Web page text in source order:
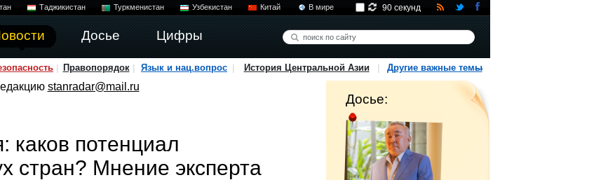
Таджикистан Туркменистан Узбекистан Китай В мире
Досье Цифры
90 секунд
Правопорядок Язык и нац.вопрос История Центральной Азии Другие важные темы
stanradar@mail.ru
каков потенциал
стран? Мнение эксперта
Досье: